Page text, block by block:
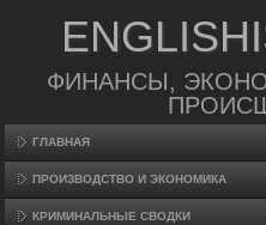
ФИНАНСЫ,
ГЛАВНАЯ
ПРОИЗВΟДСТВО И ЭКОНОМИКА
КРИМИНАЛЬНЫЕ СВОДКИ